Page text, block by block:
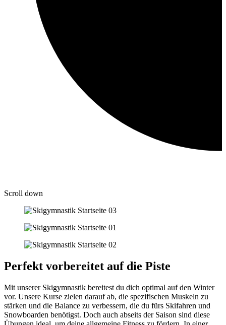
Scroll down
Perfekt vorbereitet auf die Piste
Mit unserer Skigymnastik bereitest du dich optimal auf den Winter
vor. Unsere Kurse zielen darauf ab, die spezifischen Muskeln zu
stärken und die Balance zu verbessern, die du fürs Skifahren und
Snowboarden benötigst. Doch auch abseits der Saison sind diese